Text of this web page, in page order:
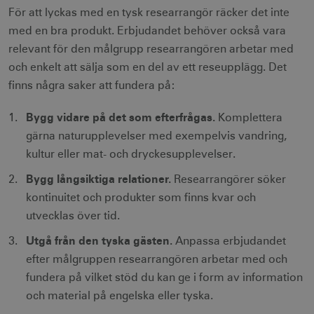
För att lyckas med en tysk researrangör räcker det inte
med en bra produkt. Erbjudandet behöver också vara
relevant för den målgrupp researrangören arbetar med
och enkelt att sälja som en del av ett reseupplägg. Det
finns några saker att fundera på:
Bygg vidare på det som efterfrågas. Komplettera
gärna naturupplevelser med exempelvis vandring,
kultur eller mat- och dryckesupplevelser.
Bygg långsiktiga relationer. Researrangörer söker
kontinuitet och produkter som finns kvar och
utvecklas över tid.
Utgå från den tyska gästen. Anpassa erbjudandet
efter målgruppen researrangören arbetar med och
fundera på vilket stöd du kan ge i form av information
och material på engelska eller tyska.
receive-cookie-
.doubleclick.net
CookieScriptConsent
__cf_bm
Cloudflare Inc.